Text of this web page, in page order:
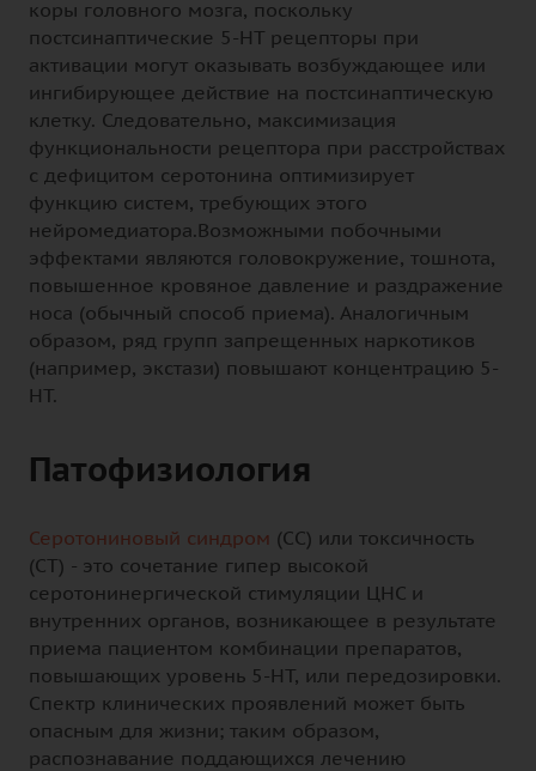
коры головного мозга, поскольку
постсинаптические 5-НТ рецепторы при
активации могут оказывать возбуждающее или
ингибирующее действие на постсинаптическую
клетку. Следовательно, максимизация
функциональности рецептора при расстройствах
с дефицитом серотонина оптимизирует
функцию систем, требующих этого
нейромедиатора.Возможными побочными
эффектами являются головокружение, тошнота,
повышенное кровяное давление и раздражение
носа (обычный способ приема). Аналогичным
образом, ряд групп запрещенных наркотиков
(например, экстази) повышают концентрацию 5-
НТ.
Патофизиология
Серотониновый синдром (СС) или токсичность
(СТ) - это сочетание гипер высокой
серотонинергической стимуляции ЦНС и
внутренних органов, возникающее в результате
приема пациентом комбинации препаратов,
повышающих уровень 5-НТ, или передозировки.
Спектр клинических проявлений может быть
опасным для жизни; таким образом,
распознавание поддающихся лечению